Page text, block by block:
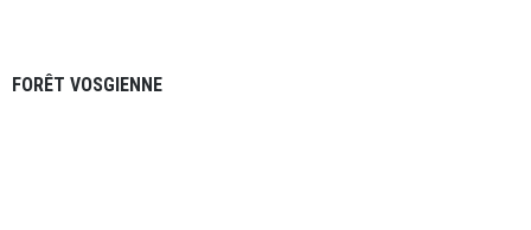
FORÊT VOSGIENNE